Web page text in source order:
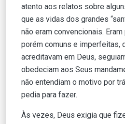
atento aos relatos sobre
que as vidas dos grandes
não eram convencionais.
porém comuns e imperfeitas,
acreditavam em Deus,
obedeciam aos Seus
não entendiam o motivo por
pedia para fazer.
Às vezes, Deus exigia que